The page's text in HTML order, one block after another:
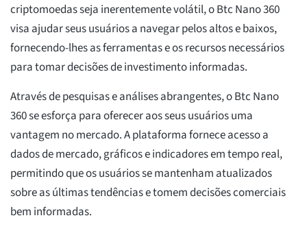
criptomoedas seja inerentemente volátil, o Btc Nano 360
visa ajudar seus usuários a navegar pelos altos e baixos,
fornecendo-lhes as ferramentas e os recursos necessários
para tomar decisões de investimento informadas.
Através de pesquisas e análises abrangentes, o Btc Nano
360 se esforça para oferecer aos seus usuários uma
vantagem no mercado. A plataforma fornece acesso a
dados de mercado, gráficos e indicadores em tempo real,
permitindo que os usuários se mantenham atualizados
sobre as últimas tendências e tomem decisões comerciais
bem informadas.